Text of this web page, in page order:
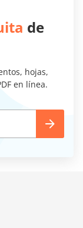
de
hojas,
en línea.